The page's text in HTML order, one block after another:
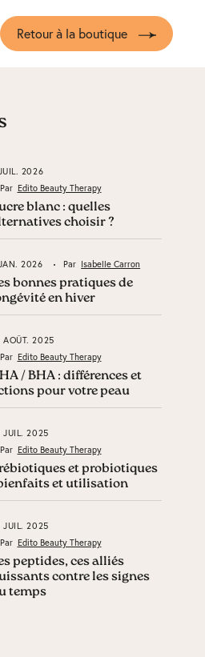
Retour à la boutique
2026
Par Edito Beauty Therapy
blanc : quelles
choisir ?
2026 Par Isabelle Carron
bonnes pratiques de
en hiver
AOÛT. 2025
Par Edito Beauty Therapy
/ BHA : différences et
pour votre peau
JUIL. 2025
Par Edito Beauty Therapy
et probiotiques
et utilisation
JUIL. 2025
Par Edito Beauty Therapy
peptides, ces alliés
contre les signes
temps